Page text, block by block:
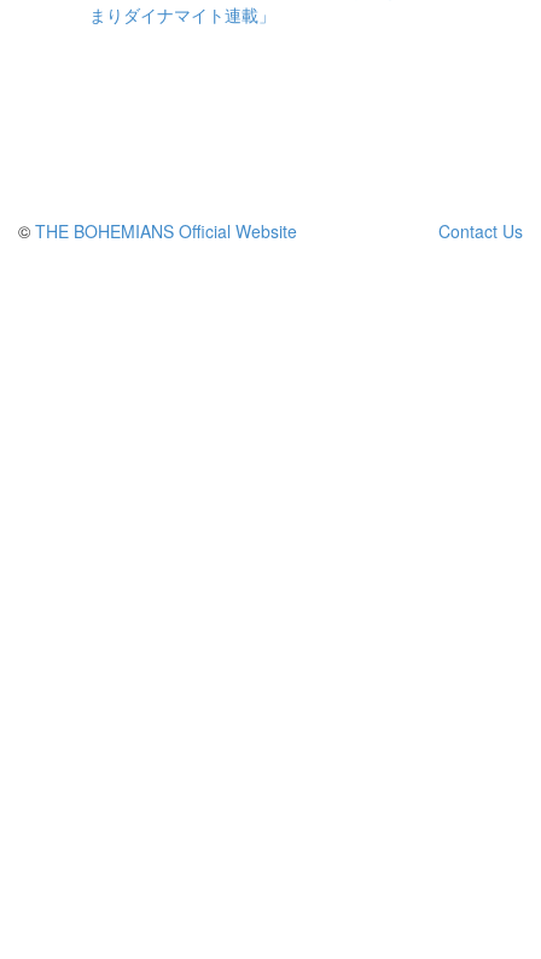
Contact Us
© THE BOHEMIANS Official Website